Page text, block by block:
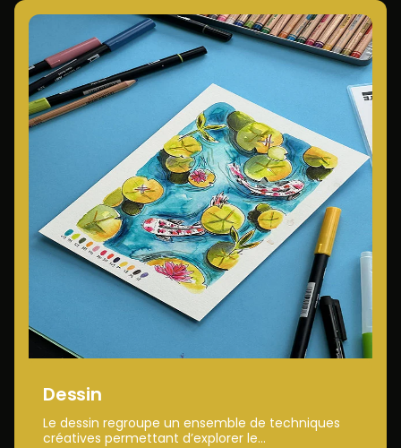
Dessin
Le dessin regroupe un ensemble de techniques
créatives permettant d’explorer le...